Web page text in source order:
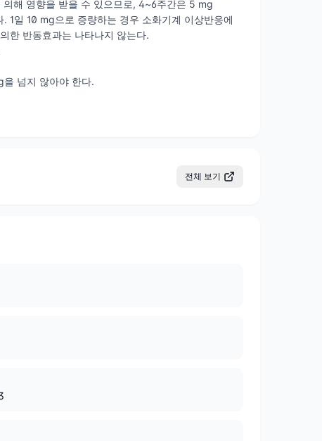
해 영향을 받을 수 있으므로, 4~6주간은 5 mg
1일 10 mg으로 증량하는 경우 소화기계 이상반응에
한 반동효과는 나타나지 않는다.
넘지 않아야 한다.
전체 보기